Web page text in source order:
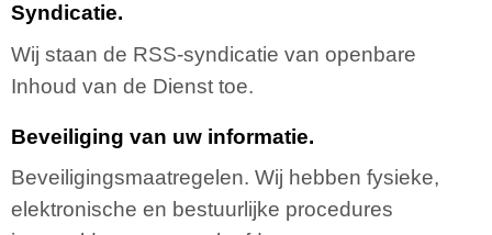
Syndicatie.
Wij staan de RSS-syndicatie van openbare
Inhoud van de Dienst toe.
Beveiliging van uw informatie.
Beveiligingsmaatregelen. Wij hebben fysieke,
elektronische en bestuurlijke procedures